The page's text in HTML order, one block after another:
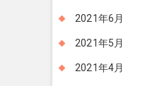
2021年6月
2021年5月
2021年4月